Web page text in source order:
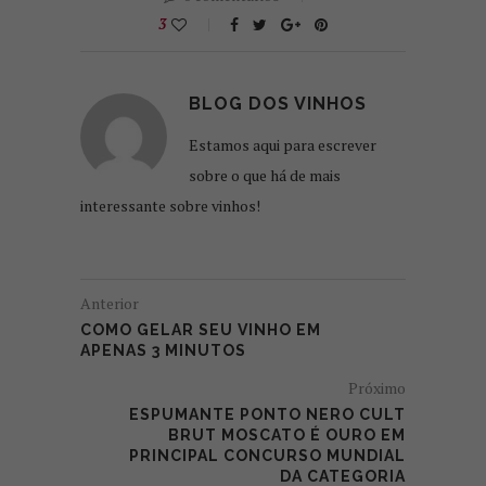
3
BLOG DOS VINHOS
Estamos aqui para escrever
sobre o que há de mais
interessante sobre vinhos!
Anterior
COMO GELAR SEU VINHO EM
APENAS 3 MINUTOS
Próximo
ESPUMANTE PONTO NERO CULT
BRUT MOSCATO É OURO EM
PRINCIPAL CONCURSO MUNDIAL
DA CATEGORIA